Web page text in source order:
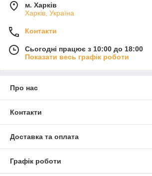
м. Харків
Харків, Україна
Контакти
Сьогодні працює з 10:00 до 18:00
Показати весь графік роботи
Про нас
Контакти
Доставка та оплата
Графік роботи